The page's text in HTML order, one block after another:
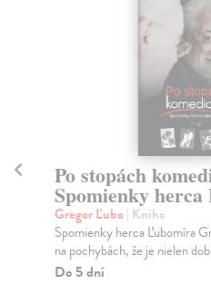
Po stopách
Spomienky
Gregor Ľubo| Kniha
Spomienky herca Ľubomíra
na pochybách, že je nielen
Do 5 dní